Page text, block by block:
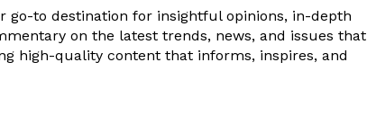
go-to destination for insightful opinions, in-depth
on the latest trends, news, and issues that
high-quality content that informs, inspires, and